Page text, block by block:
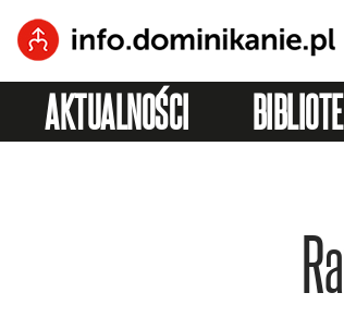
AKTUALNOŚCI